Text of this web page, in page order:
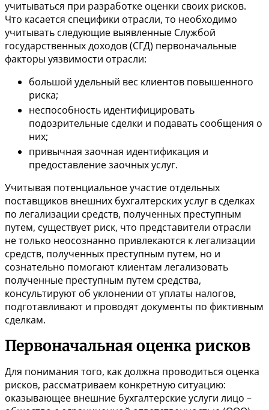
учитываться при разработке оценки своих рисков.
Что касается специфики отрасли, то необходимо
учитывать следующие выявленные Службой
государственных доходов (СГД) первоначальные
факторы уязвимости отрасли:
большой удельный вес клиентов повышенного
риска;
неспособность идентифицировать
подозрительные сделки и подавать сообщения о
них;
привычная заочная идентификация и
предоставление заочных услуг.
Учитывая потенциальное участие отдельных
поставщиков внешних бухгалтерских услуг в сделках
по легализации средств, полученных преступным
путем, существует риск, что представители отрасли
не только неосознанно привлекаются к легализации
средств, полученных преступным путем, но и
сознательно помогают клиентам легализовать
полученные преступным путем средства,
консультируют об уклонении от уплаты налогов,
подготавливают и проводят документы по фиктивным
сделкам.
Первоначальная оценка рисков
Для понимания того, как должна проводиться оценка
рисков, рассматриваем конкретную ситуацию:
оказывающее внешние бухгалтерские услуги лицо –